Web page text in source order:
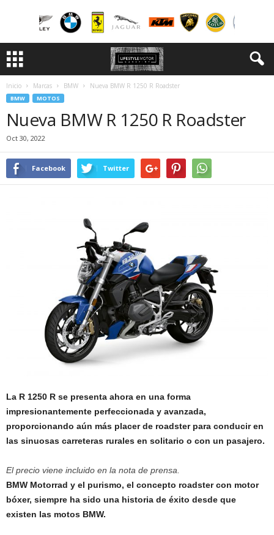
Inicio Marcas BMW Nueva BMW R 1250 R Roadster
BMW MOTOS
Nueva BMW R 1250 R Roadster
Oct 30, 2022
Facebook Twitter
La R 1250 R se presenta ahora en una forma
impresionantemente perfeccionada y avanzada,
proporcionando aún más placer de roadster para conducir en
las sinuosas carreteras rurales en solitario o con un pasajero.
El precio viene incluido en la nota de prensa.
BMW Motorrad y el purismo, el concepto roadster con motor
bóxer, siempre ha sido una historia de éxito desde que
existen las motos BMW.